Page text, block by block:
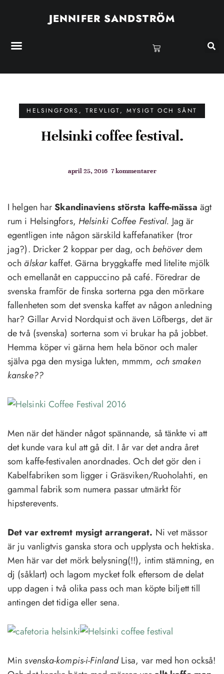
JENNIFER SANDSTRÖM
HELSINGFORS , TREVLIGT, MYSIGT OCH SÅNT
Helsinki coffee festival.
april 25, 2016 7 kommentarer
I helgen harSkandinaviens största kaffe-mässa ägt
rum i Helsingfors, Helsinki Coffee Festival. Jag är
egentligen inte någon särskild kaffefanatiker (tror
jag?). Dricker 2 koppar per dag, och behöverdem
ochälskarkaffet. Gärna bryggkaffe med litelite mjölk
och emellanåt en cappuccino på café. Föredrar de
svenska framför de finska sorterna pga den mörkare
fallenheten som det svenska kaffet av någon anledning
har? Gillar Arvid Nordquist och även Löfbergs, det är
de två (svenska) sorterna som vi brukar ha på jobbet.
Hemma köper vi gärna hem hela bönor och maler
själva pga den mysiga lukten, mmmm, och smaken
kanske??
Men när det händer något spännande, så tänkte vi att
det kunde vara kul att gå dit. I år var det andra året
som kaffe-festivalen anordnades. Och det gör den i
Kabelfabriken som ligger i Gräsviken/Ruoholahti, en
gammal fabrik som numera passar utmärkt för
hipsterevents.
Det var extremt mysigt arrangerat. Ni vet mässor
är ju vanligtvis ganska stora och upplysta och hektiska.
Men här var det mörk belysning(!!), intim stämning, en
dj (såklart) och lagom mycket folk eftersom de delat
upp dagen i två olika pass och man köpte biljett till
antingen det tidiga eller sena.
Minsvenska-kompis-i-FinlandLisa, var med hon också!